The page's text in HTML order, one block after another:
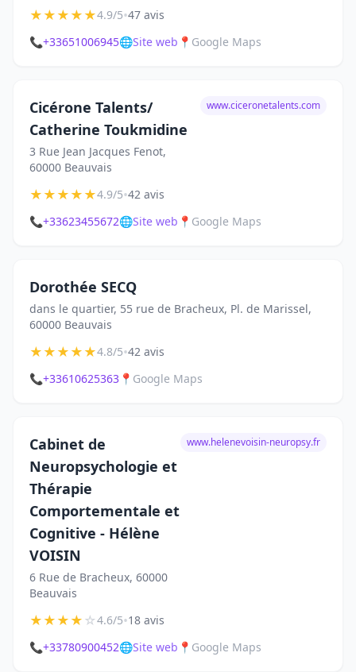
★★★★★4.9/5•47 avis
📞+33651006945🌐Site web 📍 Google Maps
Cicérone Talents/
Catherine Toukmidine
3 Rue Jean Jacques Fenot,
60000 Beauvais
www.ciceronetalents.com
★★★★★4.9/5•42 avis
📞+33623455672🌐Site web 📍 Google Maps
Dorothée SECQ
dans le quartier, 55 rue de Bracheux, Pl. de Marissel,
60000 Beauvais
★★★★★4.8/5•42 avis
📞+33610625363 📍 Google Maps
Cabinet de
Neuropsychologie et
Thérapie
Comportementale et
Cognitive - Hélène
VOISIN
6 Rue de Bracheux, 60000
Beauvais
www.helenevoisin-neuropsy.fr
★★★★☆4.6/5•18 avis
📞+33780900452🌐Site web 📍 Google Maps